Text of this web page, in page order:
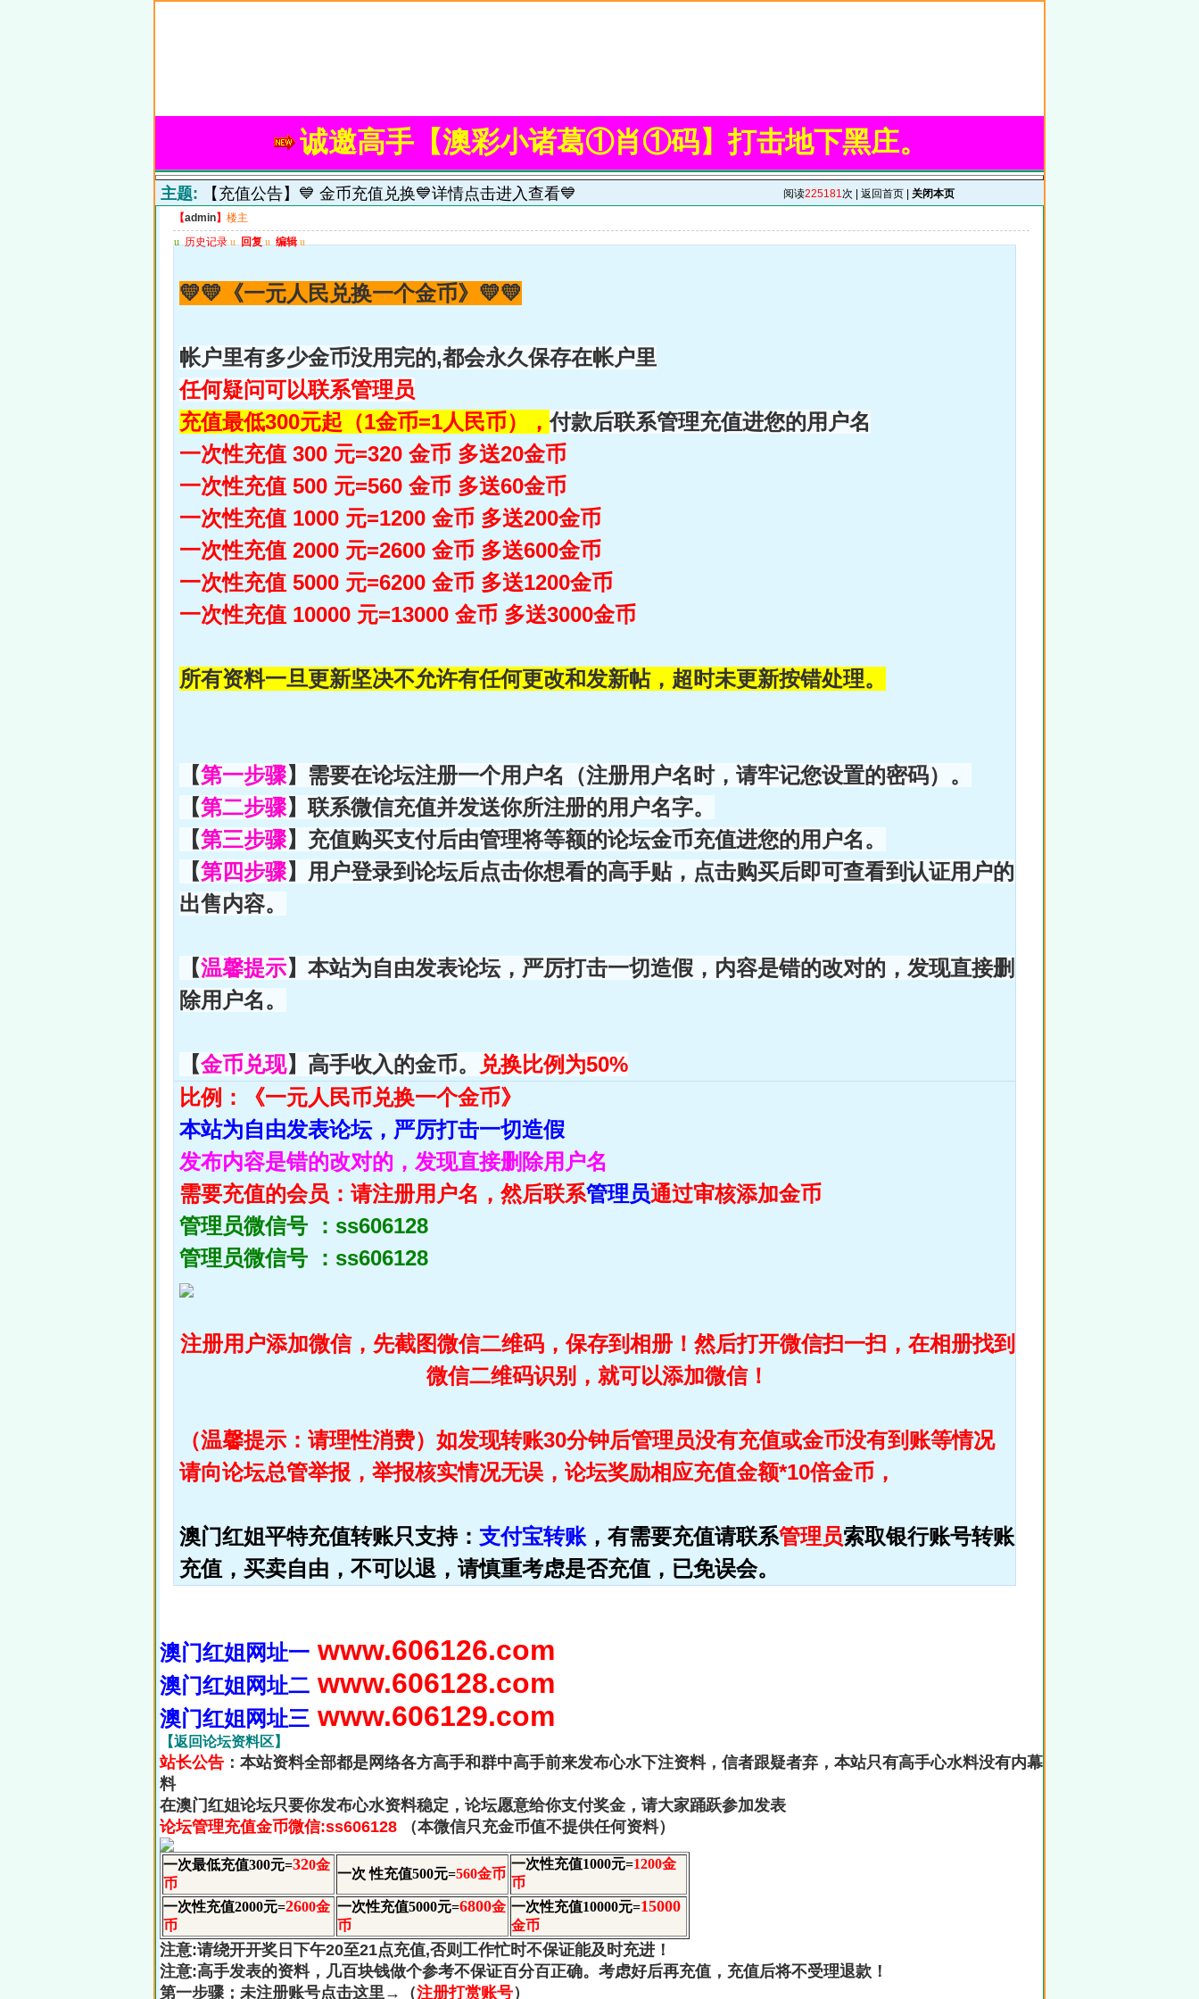
诚邀高手【澳彩小诸葛①肖①码】打击地下黑庄。
主题: 【充值公告】💙 金币充值兑换💙详情点击进入查看💙 阅读225181次 | 返回首页
关闭本页
【admin】 楼主
u 历史记录 u 回复 u 编辑 u
💛💛《一元人民兑换一个金币》💛💛
帐户里有多少金币没用完的,都会永久保存在帐户里
任何疑问可以联系管理员
充值最低300元起（1金币=1人民币），付款后联系管理充值进您的用户名
一次性充值 300 元=320 金币 多送20金币
一次性充值 500 元=560 金币 多送60金币
一次性充值 1000 元=1200 金币 多送200金币
一次性充值 2000 元=2600 金币 多送600金币
一次性充值 5000 元=6200 金币 多送1200金币
一次性充值 10000 元=13000 金币 多送3000金币
所有资料一旦更新坚决不允许有任何更改和发新帖，超时未更新按错处理。
【第一步骤】需要在论坛注册一个用户名（注册用户名时，请牢记您设置的密码）。
【第二步骤】联系微信充值并发送你所注册的用户名字。
【第三步骤】充值购买支付后由管理将等额的论坛金币充值进您的用户名。
【第四步骤】用户登录到论坛后点击你想看的高手贴，点击购买后即可查看到认证用户的
出售内容。
【温馨提示】本站为自由发表论坛，严厉打击一切造假，内容是错的改对的，发现直接删
除用户名。
【金币 兑现】高手收入的金币。
兑换比例为50%
比例：《一元人民币兑换一个金币》
本站为自由发表论坛，严厉打击一切造假
发布内容是错的改对的，发现直接删除用户名
需要充值的会员：请注册用户名 ，然后联系管理员通过审核添加金币
管理员微信号 ： ss606128
管理员微信号 ： ss606128
注册用户添加微信，先截图微信二维码，保存到相册！然后打开微信扫一扫，在相册找到
微信二维码识别，就可以添加微信！
（温馨提示：请理性消费）如发现转账30分钟后管理员没有充值或金币没有到账等情况
请向论坛总管举报，举报核实情况无误，论坛奖励相应充值金额*10倍金币，
澳门红姐平特充值转账只支持： 支付宝转账 ，有需要充值请联系管理员索取银行账号转账
充值，买卖自由，不可以退，请慎重考虑是否充值，已免误会。
澳门红姐网址一 www.606126.com
澳门红姐网址二 www.606128.com
澳门红姐网址三 www.606129.com
【返回论坛资料区】
站长公告 ：本站资料全部都是网络各方高手和群中高手前来发布心水下注资料，信者跟疑者弃，本站只有高手心水料没有内幕
料
在澳门红姐论坛只要你发布心水资料稳定，论坛愿意给你支付奖金，请大家踊跃参加发表
论坛管理充值金币微信:ss606128 （本微信只充金币值不提供任何资料）
一次最低充值300元=320金
币
一次 性充值500元=560金币
一次性充值1000元=1200金
币
一次性充值2000元=2600金
币
一次性充值5000元=6800金
币
一次性充值10000元=15000
金币
注意:请绕开开奖日下午20至21点充值,否则工作忙时不保证能及时充进！
注意:高手发表的资料，几百块钱做个参考不保证百分百正确。考虑好后再充值，充值后将不受理退款！
第一步骤；未注册账号点击这里→
（注册打赏账号）